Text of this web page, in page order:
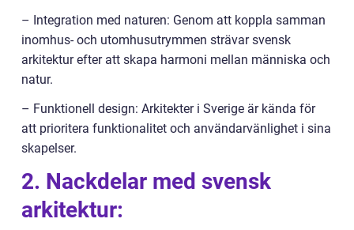
– Integration med naturen: Genom att koppla samman
inomhus- och utomhusutrymmen strävar svensk
arkitektur efter att skapa harmoni mellan människa och
natur.
– Funktionell design: Arkitekter i Sverige är kända för
att prioritera funktionalitet och användarvänlighet i sina
skapelser.
2. Nackdelar med svensk
arkitektur: